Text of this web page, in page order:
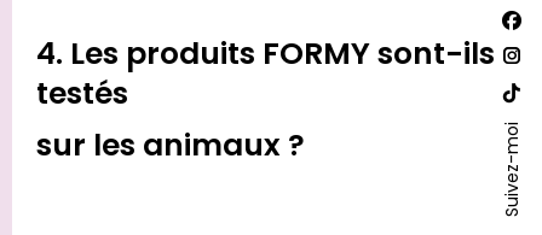
4. Les produits FORMY sont-ils
testés
sur les animaux ?
Suivez-moi
sur :
La
une
La
La
Site